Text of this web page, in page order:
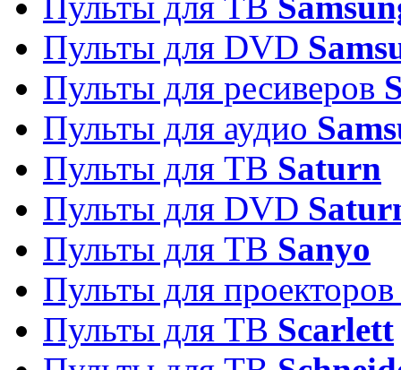
Пульты для DVD
Пульты для ресиверов
Пульты для аудио
Пульты для ТВ Saturn
Пульты для DVD
Пульты для ТВ Sanyo
Пульты для
Пульты для ТВ Scarlett